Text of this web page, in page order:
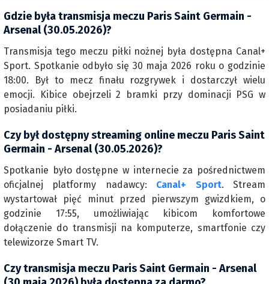
Gdzie była transmisja meczu Paris Saint Germain -
Arsenal (30.05.2026)?
Transmisja tego meczu piłki nożnej była dostępna Canal+
Sport. Spotkanie odbyło się 30 maja 2026 roku o godzinie
18:00. Był to mecz finału rozgrywek i dostarczył wielu
emocji. Kibice obejrzeli 2 bramki przy dominacji PSG w
posiadaniu piłki.
Czy był dostępny streaming online meczu Paris Saint
Germain - Arsenal (30.05.2026)?
Spotkanie było dostępne w internecie za pośrednictwem
oficjalnej platformy nadawcy: Canal+ Sport. Stream
wystartował pięć minut przed pierwszym gwizdkiem, o
godzinie 17:55, umożliwiając kibicom komfortowe
dołączenie do transmisji na komputerze, smartfonie czy
telewizorze Smart TV.
Czy transmisja meczu Paris Saint Germain - Arsenal